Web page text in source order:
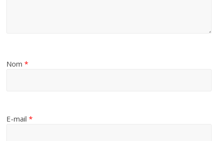
Nom*
E-mail*